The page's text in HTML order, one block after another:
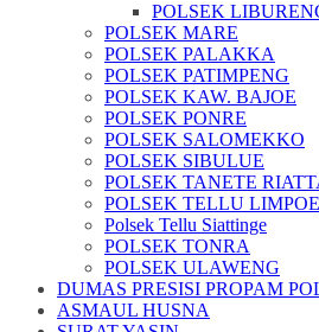
POLSEK
POLSEK MARE
POLSEK PALAKKA
POLSEK PATIMPENG
POLSEK KAW. BAJOE
POLSEK PONRE
POLSEK SALOMEKKO
POLSEK SIBULUE
POLSEK TANETE
POLSEK TELLU LIMPOE
Polsek Tellu Siattinge
POLSEK TONRA
POLSEK ULAWENG
DUMAS PRESISI PROPAM
ASMAUL HUSNA